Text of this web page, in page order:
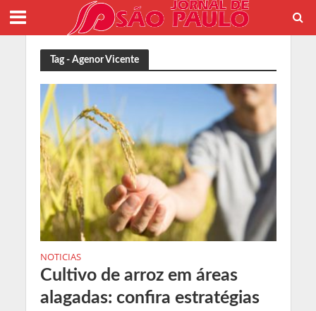
Tag - Agenor Vicente
NOTICIAS
Cultivo de arroz em áreas
alagadas: confira estratégias